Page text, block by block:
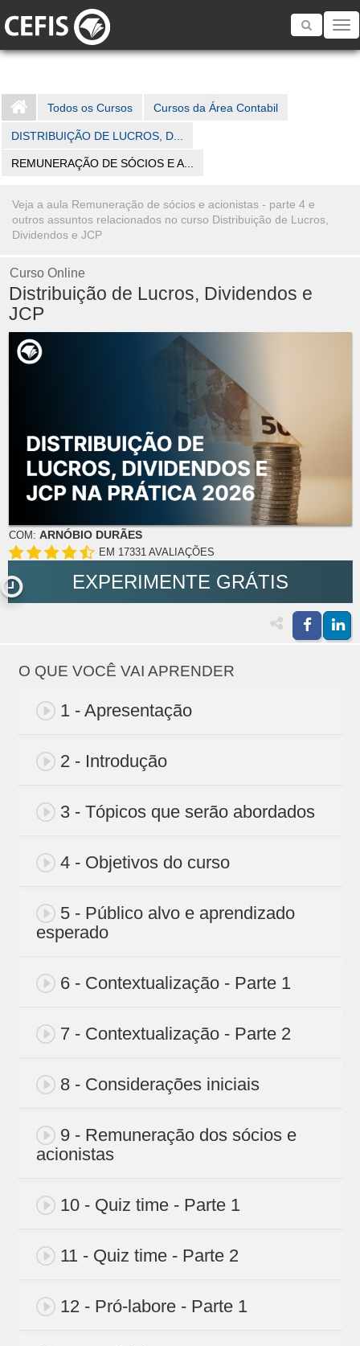
Toggle
Todos os Cursos Cursos da Área Contabil
DISTRIBUIÇÃO DE LUCROS, D...
REMUNERAÇÃO DE SÓCIOS E A...
Veja a aula Remuneração de sócios e acionistas - parte 4 e
outros assuntos relacionados no curso Distribuição de Lucros,
Dividendos e JCP
Curso Online
Distribuição de Lucros, Dividendos e
JCP
COM: ARNÓBIO DURÃES
EM 17331 AVALIAÇÕES
EXPERIMENTE GRÁTIS
O QUE VOCÊ VAI APRENDER
1 - Apresentação
2 - Introdução
3 - Tópicos que serão abordados
4 - Objetivos do curso
5 - Público alvo e aprendizado
esperado
6 - Contextualização - Parte 1
7 - Contextualização - Parte 2
8 - Considerações iniciais
9 - Remuneração dos sócios e
acionistas
10 - Quiz time - Parte 1
11 - Quiz time - Parte 2
12 - Pró-labore - Parte 1